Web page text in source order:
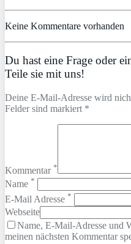
Keine Kommentare vorhanden
Du hast eine Frage oder
Teile sie mit uns!
Deine E-Mail-Adresse wird
Felder sind markiert *
Kommentar *
Name *
E-Mail Adresse *
Webseite
Name, E-Mail-Adresse und
meinen nächsten Kommentar